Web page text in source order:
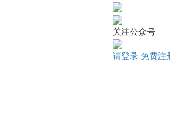
关注公众号
请登录 免费注